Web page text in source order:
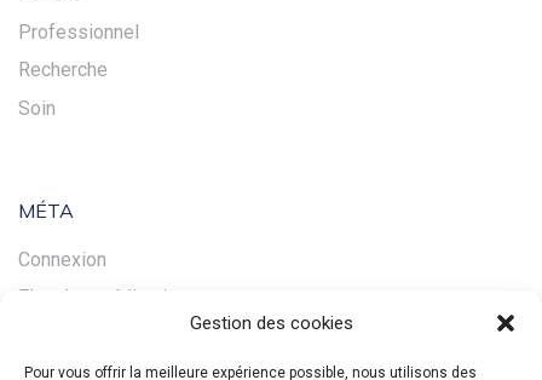
Gestion des cookies
Pour vous offrir la meilleure expérience possible, nous utilisons des
Professionnel
Recherche
Soin
MÉTA
Connexion
Flux des publications
Flux des commentaires
Site de WordPress-FR